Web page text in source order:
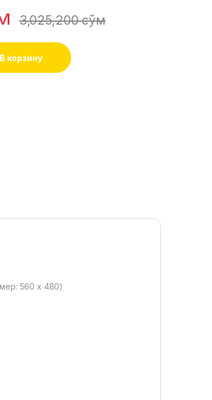
3,025,200сўм
В корзину
560 x 480)